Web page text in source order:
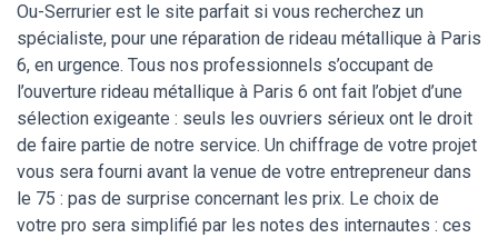
Ou-Serrurier est le site parfait si vous recherchez un
spécialiste, pour une réparation de rideau métallique à Paris
6, en urgence. Tous nos professionnels s’occupant de
l’ouverture rideau métallique à Paris 6 ont fait l’objet d’une
sélection exigeante : seuls les ouvriers sérieux ont le droit
de faire partie de notre service. Un chiffrage de votre projet
vous sera fourni avant la venue de votre entrepreneur dans
le 75 : pas de surprise concernant les prix. Le choix de
votre pro sera simplifié par les notes des internautes : ces